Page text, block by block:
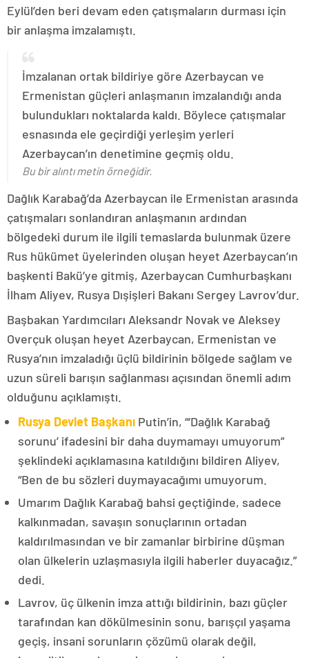
Eylül’den beri devam eden çatışmaların durması için
bir anlaşma imzalamıştı.
İmzalanan ortak bildiriye göre Azerbaycan ve
Ermenistan güçleri anlaşmanın imzalandığı anda
bulundukları noktalarda kaldı. Böylece çatışmalar
esnasında ele geçirdiği yerleşim yerleri
Azerbaycan’ın denetimine geçmiş oldu.
Bu bir alıntı metin örneğidir.
Dağlık Karabağ’da Azerbaycan ile Ermenistan arasında
çatışmaları sonlandıran anlaşmanın ardından
bölgedeki durum ile ilgili temaslarda bulunmak üzere
Rus hükümet üyelerinden oluşan heyet Azerbaycan’ın
başkenti Bakü’ye gitmiş, Azerbaycan Cumhurbaşkanı
İlham Aliyev, Rusya Dışişleri Bakanı Sergey Lavrov’dur.
Başbakan Yardımcıları Aleksandr Novak ve Aleksey
Overçuk oluşan heyet Azerbaycan, Ermenistan ve
Rusya’nın imzaladığı üçlü bildirinin bölgede sağlam ve
uzun süreli barışın sağlanması açısından önemli adım
olduğunu açıklamıştı.
Rusya Devlet Başkanı Putin’in, “‘Dağlık Karabağ
sorunu’ ifadesini bir daha duymamayı umuyorum”
şeklindeki açıklamasına katıldığını bildiren Aliyev,
“Ben de bu sözleri duymayacağımı umuyorum.
Umarım Dağlık Karabağ bahsi geçtiğinde, sadece
kalkınmadan, savaşın sonuçlarının ortadan
kaldırılmasından ve bir zamanlar birbirine düşman
olan ülkelerin uzlaşmasıyla ilgili haberler duyacağız.”
dedi.
Lavrov, üç ülkenin imza attığı bildirinin, bazı güçler
tarafından kan dökülmesinin sonu, barışçıl yaşama
geçiş, insani sorunların çözümü olarak değil,